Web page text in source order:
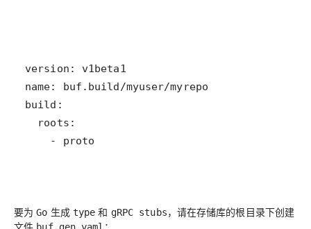
    - proto
要为Go 生成 type 和 gRPC stubs，请在存储库的根目录下创建
文件
：